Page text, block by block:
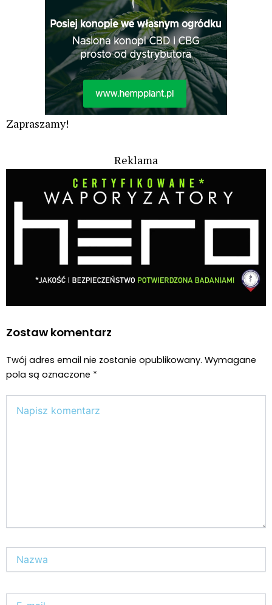
Zapraszamy!
Reklama
Zostaw komentarz
Twój adres email nie zostanie opublikowany. Wymagane
pola są oznaczone *
tutaj..
Nazwa*